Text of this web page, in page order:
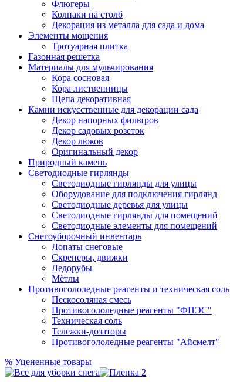
Флюгеры
Колпаки на столб
Декорация из металла для сада и дома
Элементы мощения
Тротуарная плитка
Газонная решетка
Материалы для мульчирования
Кора сосновая
Кора лиственницы
Щепа декоративная
Камни искусственные для декорации сада
Декор напорных фильтров
Декор садовых розеток
Декор люков
Оригинальный декор
Природный камень
Светодиодные гирлянды
Светодиодные гирлянды для улицы
Оборудование для подключения гирлянд
Светодиодные деревья для улицы
Светодиодные гирлянды для помещений
Светодиодные элементы для помещений
Снегоуборочный инвентарь
Лопаты снеговые
Скреперы, движки
Ледорубы
Мётлы
Противогололедные реагенты и техническая соль
Пескосоляная смесь
Противогололедные реагенты "ФПЭС"
Техническая соль
Тележки-дозаторы
Противогололедные реагенты "Айсмелт"
% Уцененные товары